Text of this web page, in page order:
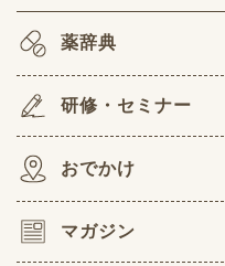
薬辞典
研修・セミナー
おでかけ
マガジン